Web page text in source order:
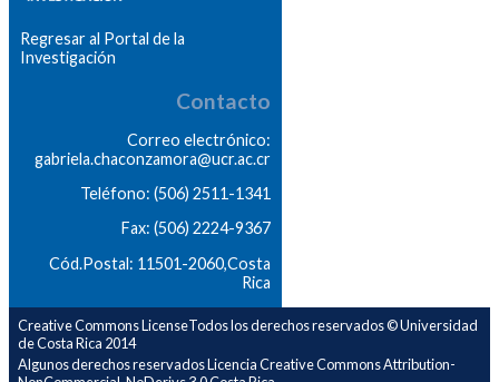
Regresar al Portal de la
Investigación
Contacto
Correo electrónico:
gabriela.chaconzamora@ucr.ac.cr
Teléfono: (506) 2511-1341
Fax: (506) 2224-9367
Cód.Postal: 11501-2060,Costa
Rica
Creative Commons LicenseTodos los derechos reservados © Universidad
de Costa Rica 2014
Algunos derechos reservados Licencia Creative Commons Attribution-